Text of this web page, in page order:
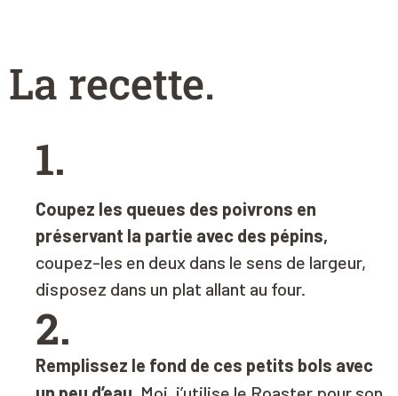
La recette.
1.
Coupez les queues des poivrons en
préservant la partie avec des pépins,
coupez-les en deux dans le sens de largeur,
disposez dans un plat allant au four.
2.
Remplissez le fond de ces petits bols avec